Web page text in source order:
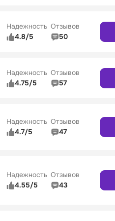
Надежность
4.8/5
Отзывов
50
Надежность
4.75/5
Отзывов
57
Надежность
4.7/5
Отзывов
47
Надежность
4.55/5
Отзывов
43